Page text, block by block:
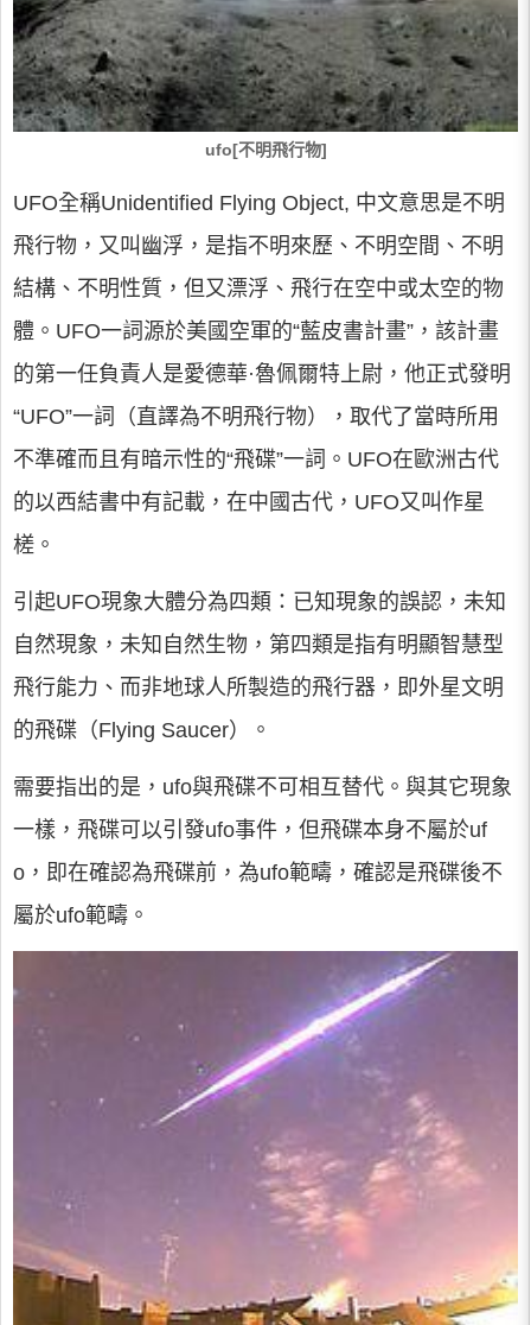
ufo[不明飛行物]
UFO全稱Unidentified Flying Object, 中文意思是不明
飛行物，又叫幽浮，是指不明來歷、不明空間、不明
結構、不明性質，但又漂浮、飛行在空中或太空的物
體。UFO一詞源於美國空軍的“藍皮書計畫”，該計畫
的第一任負責人是愛德華·魯佩爾特上尉，他正式發明
“UFO”一詞（直譯為不明飛行物），取代了當時所用
不準確而且有暗示性的“飛碟”一詞。UFO在歐洲古代
的以西結書中有記載，在中國古代，UFO又叫作星
槎。
引起UFO現象大體分為四類：已知現象的誤認，未知
自然現象，未知自然生物，第四類是指有明顯智慧型
飛行能力、而非地球人所製造的飛行器，即外星文明
的飛碟（Flying Saucer）。
需要指出的是，ufo與飛碟不可相互替代。與其它現象
一樣，飛碟可以引發ufo事件，但飛碟本身不屬於uf
o，即在確認為飛碟前，為ufo範疇，確認是飛碟後不
屬於ufo範疇。